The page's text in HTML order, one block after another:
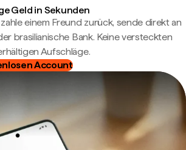
Geld in Sekunden
einem Freund zurück, sende direkt an
brasilianische Bank. Keine versteckten
Aufschläge.
Account